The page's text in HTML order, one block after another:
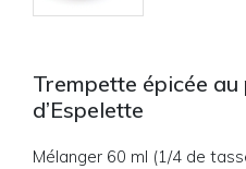
Trempette épicée au
d’Espelette
Mélanger 60 ml (1/4 de